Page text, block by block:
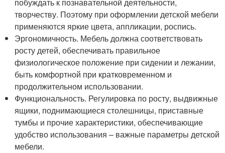
побуждать к познавательной деятельности,
творчеству. Поэтому при оформлении детской мебели
применяются яркие цвета, аппликации, роспись.
Эргономичность. Мебель должна соответствовать
росту детей, обеспечивать правильное
физиологическое положение при сидении и лежании,
быть комфортной при кратковременном и
продолжительном использовании.
Функциональность. Регулировка по росту, выдвижные
ящики, поднимающиеся столешницы, приставные
тумбы и прочие характеристики, обеспечивающие
удобство использования – важные параметры детской
мебели.